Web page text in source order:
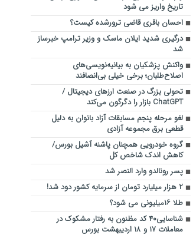
تاریخ واریز می شود
احسان باقری قاضی ترورشده کیست؟
درگیری شدید ایلان ماسک و وزیر ترامپ خبرساز
شد
واکنش پزشکیان به بیانیه‌نویسی‌های
اصلاح‌طلبان؛ برخی خیلی بی‌انصافند
تحولی بزرگ در صنعت ارزهای دیجیتال /
ChatGPT بازار را دگرگون می‌کند
لغو مرحله پنجم مسابقات آزاد بانوان به دلیل
قطعی برق مجموعه آزادی
گروه خودرویی همچنان‌ پاشنه آشیل بورس/
کاهش اندک شاخص کل
پسر رونالدو وارد النصر شد
۲ هزار میلیارد تومان از سرمایه کشور دود شد!
طلا ۱۶میلیونی می شود؟
شناسایی۴۰ کد مظنون به رفتار مشکوک در
معاملات ۱۷ و ۱۸ اردیبهشت بورس